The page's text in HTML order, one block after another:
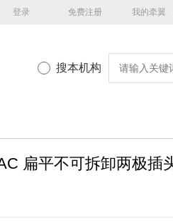
登录 免费注册 我的牵翼
搜本机构
扁平不可拆卸两极插